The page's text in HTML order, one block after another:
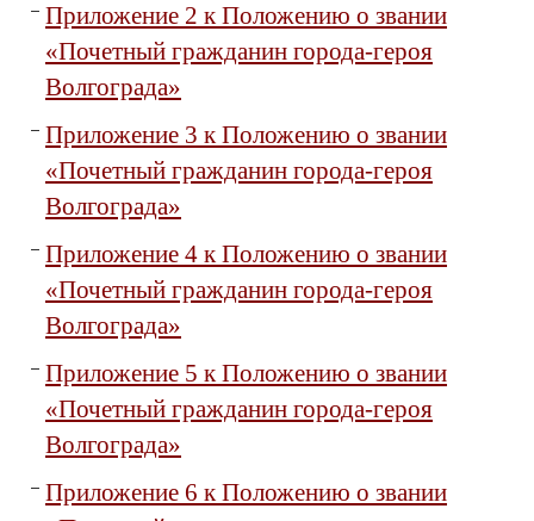
Приложение 2 к Положению о звании
«Почетный гражданин города-героя
Волгограда»
Приложение 3 к Положению о звании
«Почетный гражданин города-героя
Волгограда»
Приложение 4 к Положению о звании
«Почетный гражданин города-героя
Волгограда»
Приложение 5 к Положению о звании
«Почетный гражданин города-героя
Волгограда»
Приложение 6 к Положению о звании